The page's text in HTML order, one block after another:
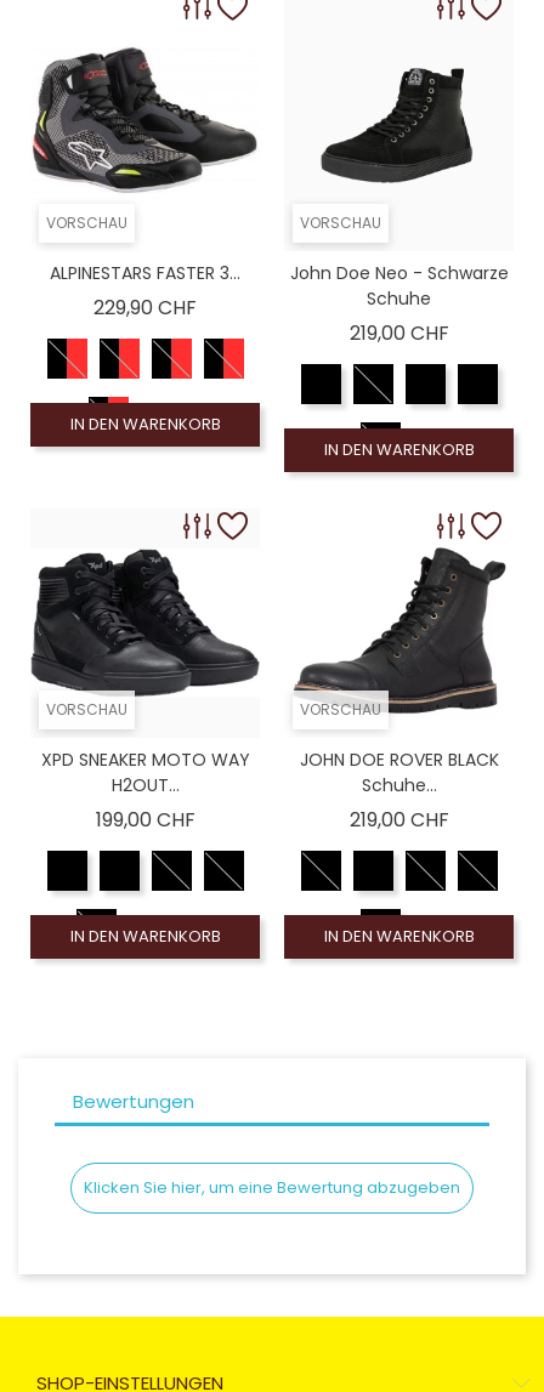
VORSCHAU
ALPINESTARS FASTER 3...
229,90 CHF
IN DEN WARENKORB
VORSCHAU
John Doe Neo - Schwarze
Schuhe
219,00 CHFPreis
IN DEN WARENKORB
VORSCHAU
XPD SNEAKER MOTO WAY
H2OUT...
199,00 CHFPreis
IN DEN WARENKORB
VORSCHAU
JOHN DOE ROVER BLACK
Schuhe...
219,00 CHFPreis
IN DEN WARENKORB
Bewertungen
Klicken Sie hier, um eine Bewertung abzugeben
SHOP-EINSTELLUNGEN